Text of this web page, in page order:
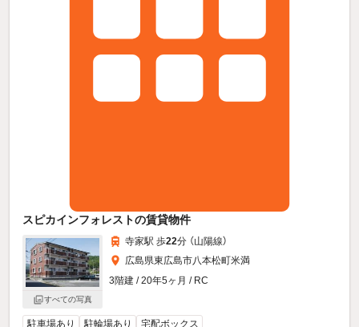
スピカインフォレストの賃貸物件
すべての写真
寺家駅 歩22分 （山陽線）
広島県東広島市八本松町米満
3階建 / 20年5ヶ月 / RC
駐車場あり 駐輪場あり 宅配ボックス